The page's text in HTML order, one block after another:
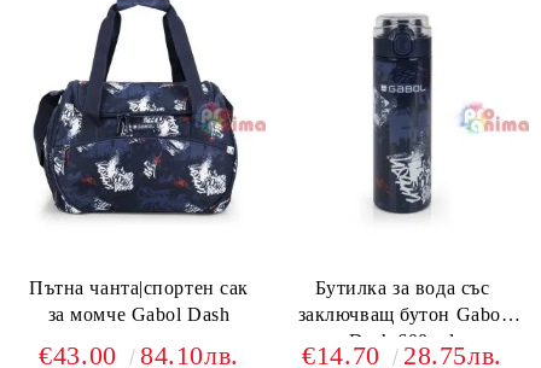
Пътна чанта|спортен сак
за момче Gabol Dash
€43.00 84.10лв.
Бутилка за вода със
заключващ бутон Gabol
Dash 600 ml
€14.70 28.75лв.